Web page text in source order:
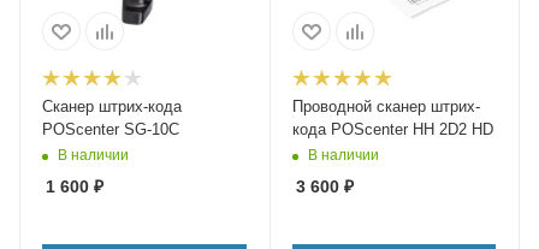
Сканер штрих-кода
POScenter SG-10C
В наличии
1 600 ₽
Проводной сканер штрих-
кода POScenter HH 2D2 HD
В наличии
3 600₽